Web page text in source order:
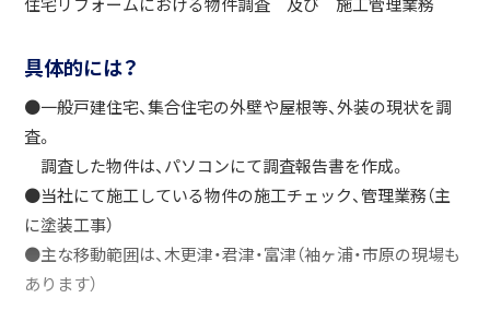
具体的には？
●一般戸建住宅、集合住宅の外壁や屋根等、外装の現状を調
査。
調査した物件は、パソコンにて調査報告書を作成。
●当社にて施工している物件の施工チェック、管理業務（主
に塗装工事）
●主な移動範囲は、木更津・君津・富津（袖ヶ浦・市原の現場も
あります）